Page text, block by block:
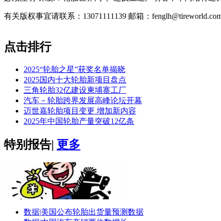
有关版权事宜请联系：13071111139 邮箱：
点击排行
2025“轮胎之星”获奖名单揭晓
2025国内十大轮胎新项目盘点
三角轮胎32亿建设柬埔寨工厂
汽车－轮胎跨界发展高峰论坛开幕
迈世嘉轮胎项目变更 增加新内容
2025年中国轮胎产量突破12亿条
特别报告 更多
数据|美国公布轮胎出货量预测数据